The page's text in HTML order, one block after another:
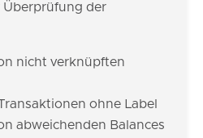
der
nicht verknüpften
ohne Label
abweichenden Balances